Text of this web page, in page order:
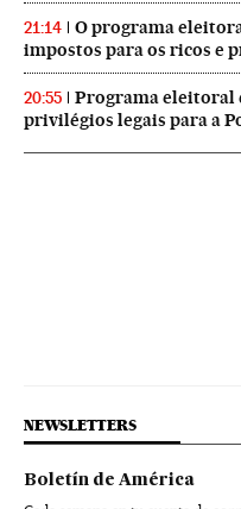
21:14
O programa
impostos para os ricos e
20:55
Programa eleitoral
privilégios legais para a
NEWSLETTERS
Boletín de América